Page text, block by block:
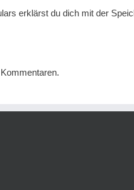
erklärst du dich mit der